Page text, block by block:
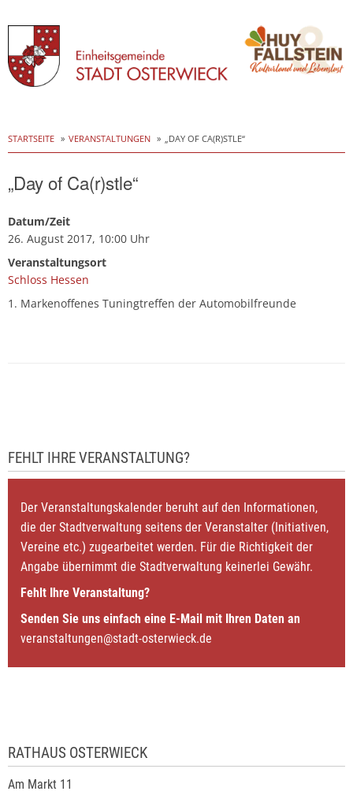
to
content
STARTSEITE VERANSTALTUNGEN „DAY OF CA(R)STLE“
„Day of Ca(r)stle“
Datum/Zeit
26. August 2017, 10:00 Uhr
Veranstaltungsort
Schloss Hessen
1. Markenoffenes Tuningtreffen der Automobilfreunde
FEHLT IHRE VERANSTALTUNG?
Der Veranstaltungskalender beruht auf den Informationen,
die der Stadtverwaltung seitens der Veranstalter (Initiativen,
Vereine etc.) zugearbeitet werden. Für die Richtigkeit der
Angabe übernimmt die Stadtverwaltung keinerlei Gewähr.
Fehlt Ihre Veranstaltung?
Senden Sie uns einfach eine E-Mail mit Ihren Daten an
veranstaltungen@stadt-osterwieck.de
RATHAUS OSTERWIECK
Am Markt 11